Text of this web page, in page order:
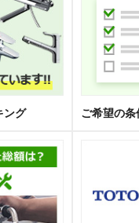
ング ご希望の